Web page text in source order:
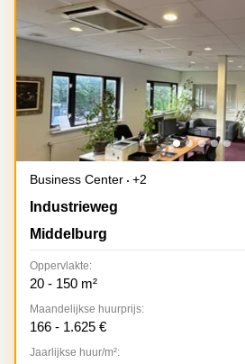
Hilversum
Hoofddorp
Deventer
Rotterdam
Tiel
Tilburg
Westpoort
Business
center
Arnhem
Business
center
Amsterdam
Westpoort
Business
center
Hilversum
center
Haag
space
Breda
Business Center
+2
Industrieweg 7, Middelburg
Industrieweg
Middelburg
Oppervlakte:
20 - 150 m²
Maandelijkse huurprijs:
166 - 1.625 €
Jaarlijkse huur/m²: